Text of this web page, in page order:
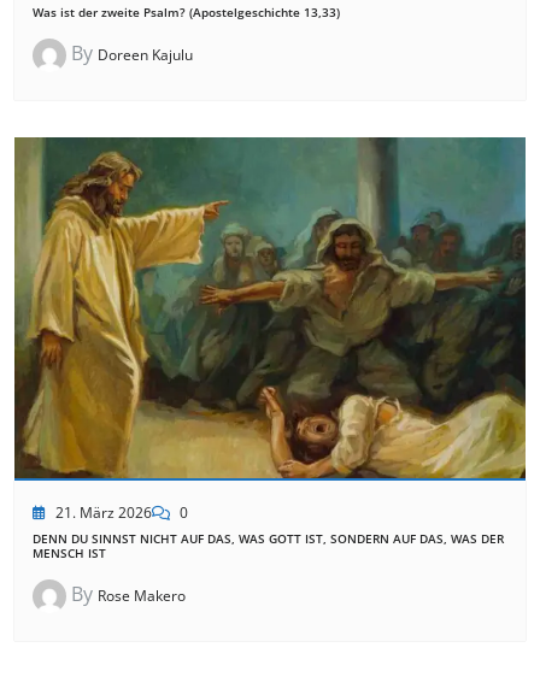
Was ist der zweite Psalm? (Apostelgeschichte 13,33)
By Doreen Kajulu
21. März 2026 0
DENN DU SINNST NICHT AUF DAS, WAS GOTT IST, SONDERN AUF DAS, WAS DER
MENSCH IST
By Rose Makero